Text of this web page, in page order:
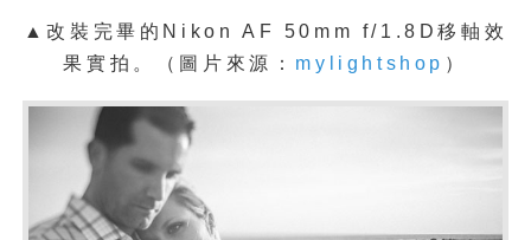
▲改裝完畢的Nikon AF 50mm f/1.8D移軸效
果 實拍。 （圖片來源： mylightshop ）